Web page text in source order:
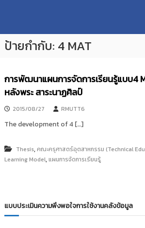
p
U
T
R
e
s
e
a
c
h
o
s
วิ
ท
ลั
ย
เ
ค
น
ล
ยี
ร
ค
ล
ป้ายกำกับ: 4 MAT
การพัฒนาแผนการจัดการเรียนรู้แบบ4
หลังพระ สาระนาฏศิลป์
2015/08/27 RMUTT6
The development of 4 […]
Thesis,คณะครุศาสตร์อุตสาหกรรม (Technical
Learning Model,แผนการจัดการเรียนรู้
แบบประเมินความพึงพอใจการใช้งานคลังข้อมูล